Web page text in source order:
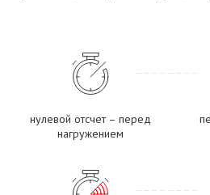
нулевой отсчет – перед
нагружением